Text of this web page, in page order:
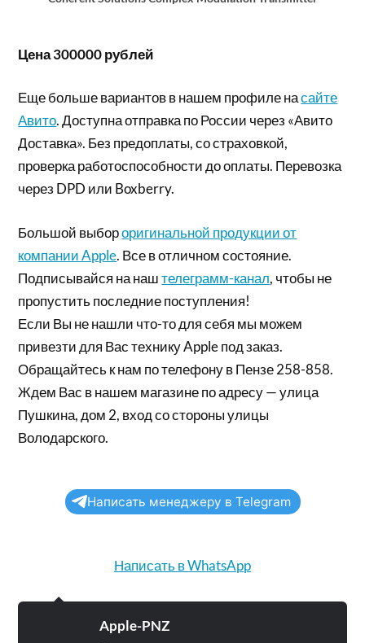
Цена 300000 рублей
Еще больше вариантов в нашем профиле насайте
Авито. Доступна отправка по России через «Авито
Доставка». Без предоплаты, со страховкой,
проверка работоспособности до оплаты. Перевозка
через DPD или Boxberry.
Большой выбороригинальной продукции от
компании Apple. Все в отличном состояние.
Подписывайся на наштелеграмм-канал, чтобы не
пропустить последние поступления!
Если Вы не нашли что-то для себя мы можем
привезти для Вас технику Apple под заказ.
Обращайтесь к нам по телефону в Пензе 258-858.
Ждем Вас в нашем магазине по адресу — улица
Пушкина, дом 2, вход со стороны улицы
Володарского.
Написать менеджеру в Telegram
Написать в WhatsApp
Apple-PNZ